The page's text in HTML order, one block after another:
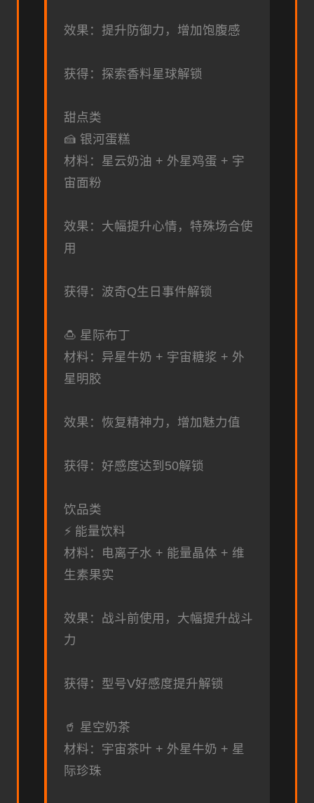
效果：提升防御力，增加饱腹感
获得：探索香料星球解锁
甜点类
🍰 银河蛋糕
材料：星云奶油 + 外星鸡蛋 + 宇
宙面粉
效果：大幅提升心情，特殊场合使
用
获得：波奇Q生日事件解锁
🍮 星际布丁
材料：异星牛奶 + 宇宙糖浆 + 外
星明胶
效果：恢复精神力，增加魅力值
获得：好感度达到50解锁
饮品类
⚡ 能量饮料
材料：电离子水 + 能量晶体 + 维
生素果实
效果：战斗前使用，大幅提升战斗
力
获得：型号V好感度提升解锁
🥤 星空奶茶
材料：宇宙茶叶 + 外星牛奶 + 星
际珍珠